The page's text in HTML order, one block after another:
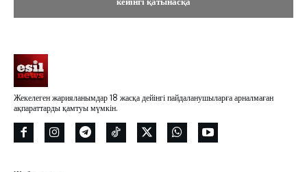
Жекелеген жарияланымдар 18 жасқа дейінгі пайдаланушыларға арналмаған
ақпараттарды қамтуы мүмкін.